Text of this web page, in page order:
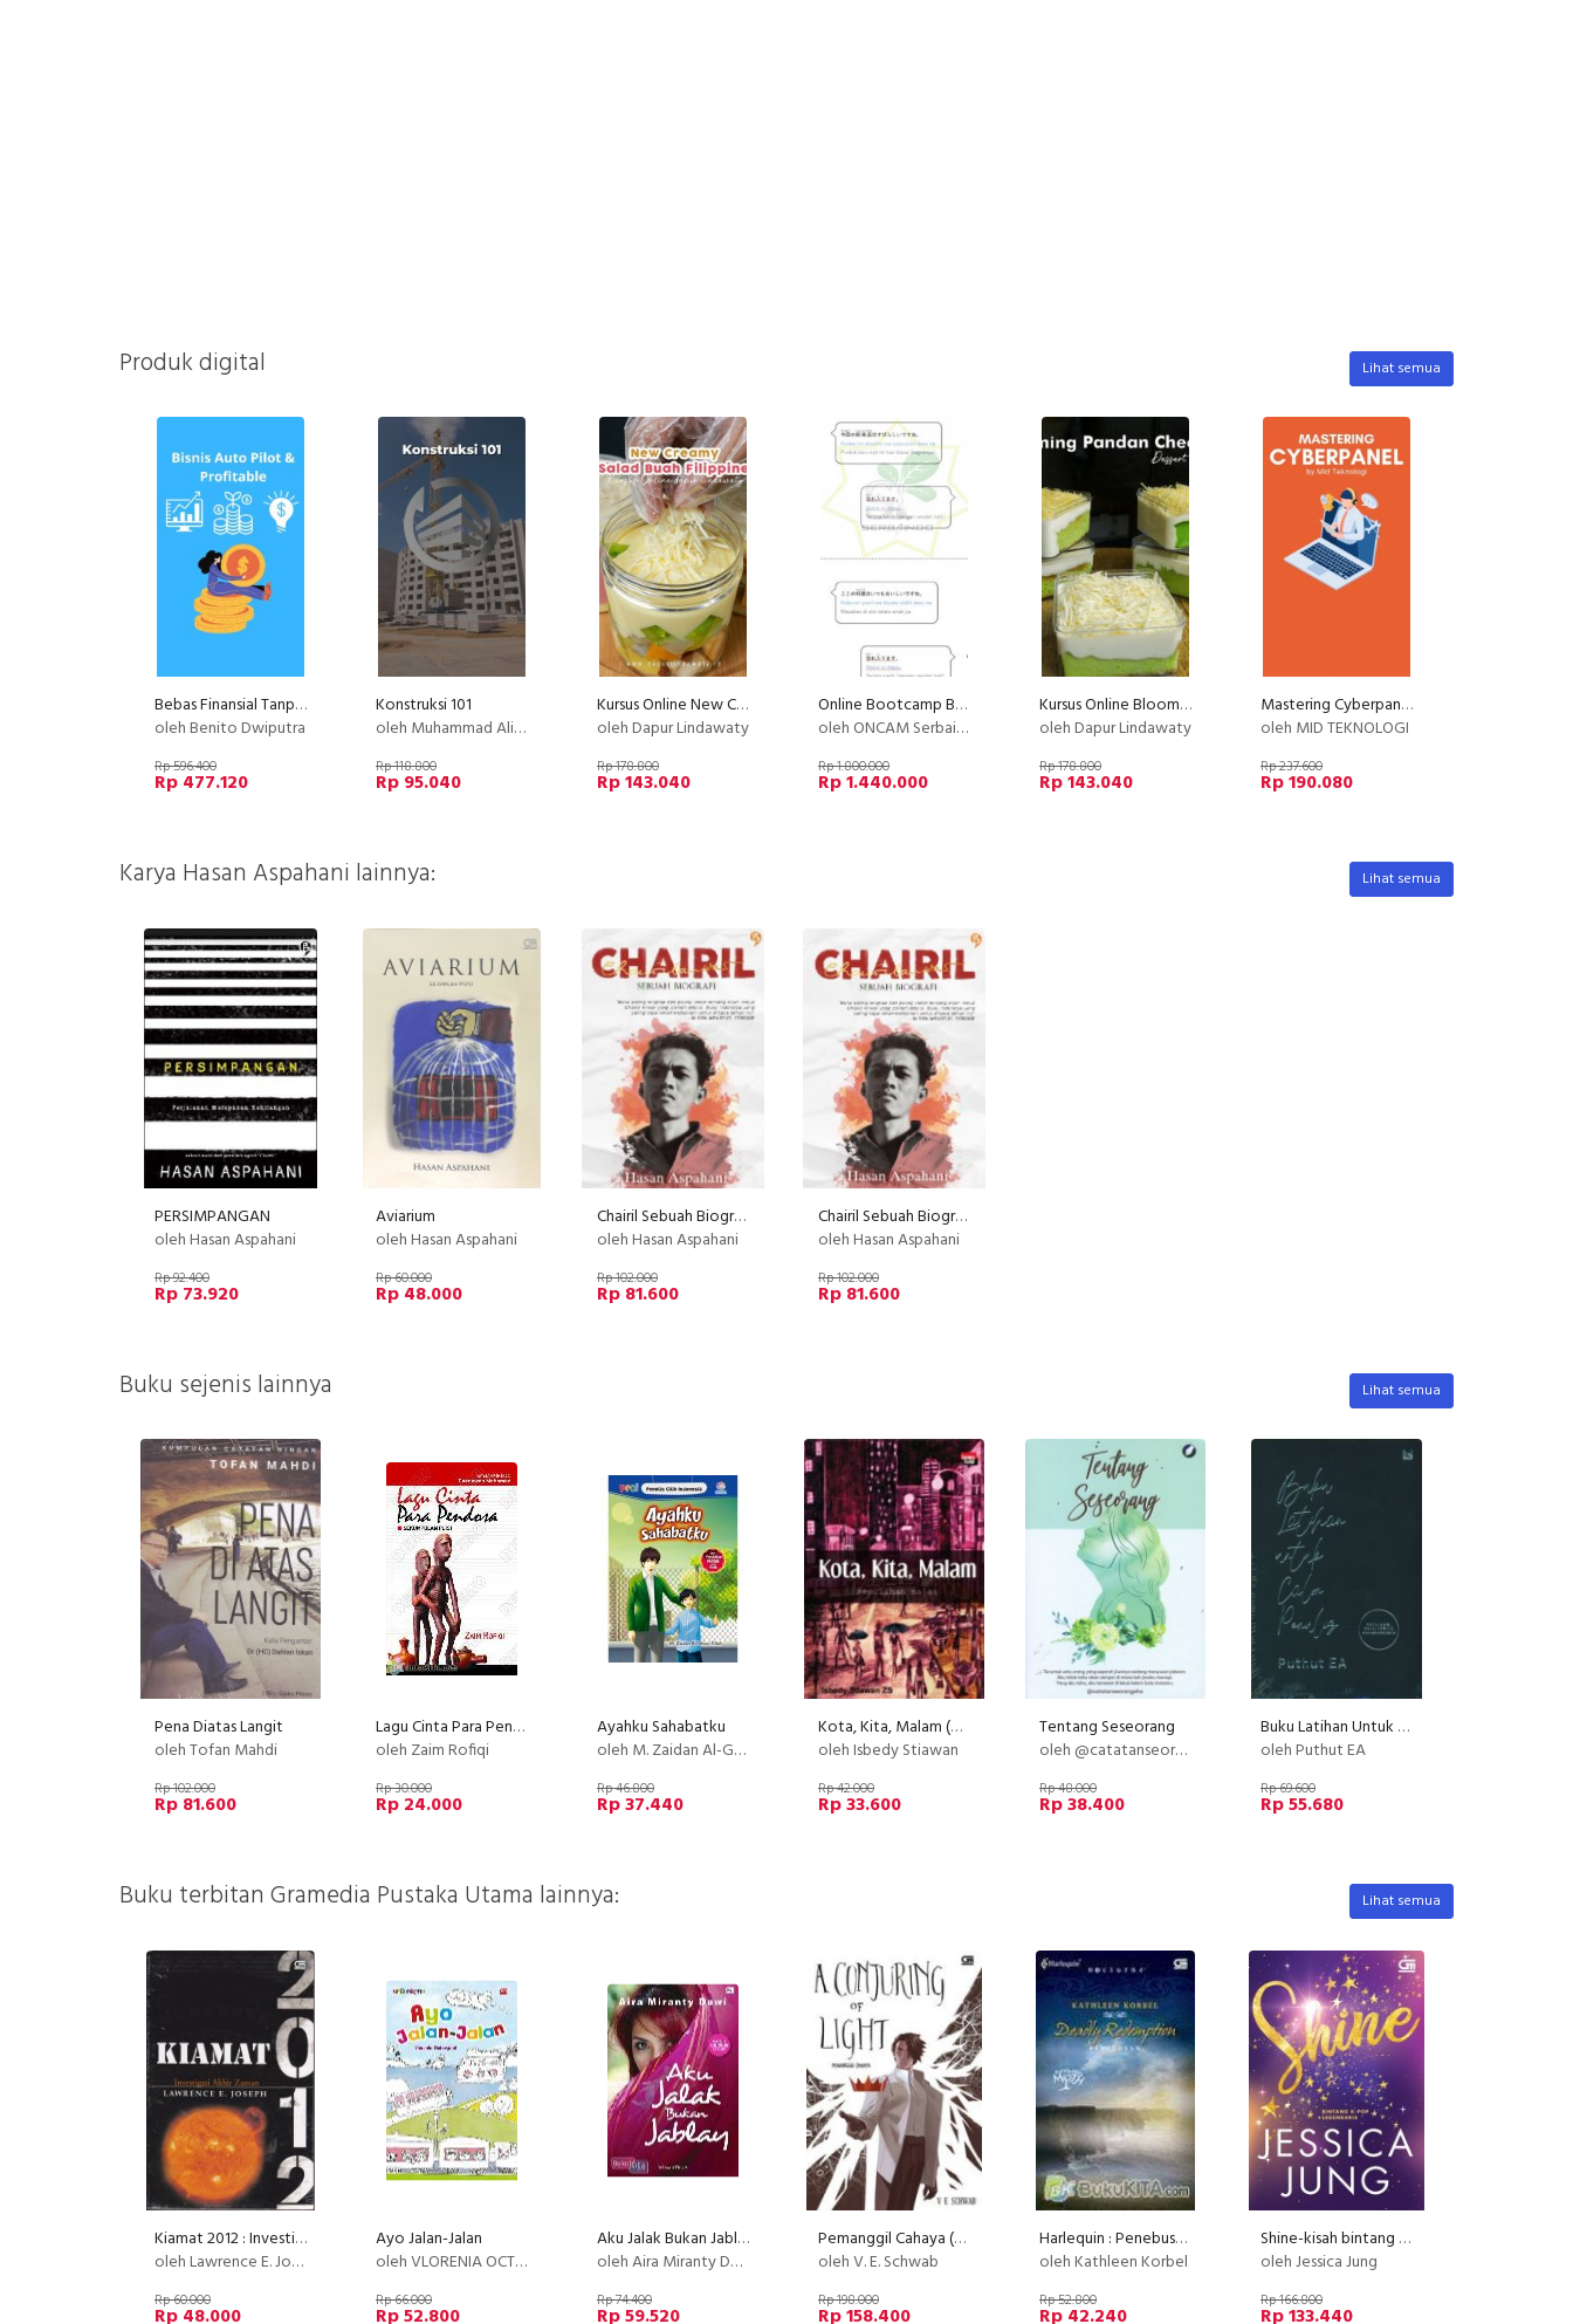
Produk digital Lihat semua
Bebas Finansial Tanpa Kerja Setiap Hari
oleh Benito Dwiputra
Rp 596.400
Rp 477.120
Konstruksi 101
oleh Muhammad Ali Akbar
Rp 118.800
Rp 95.040
Kursus Online New Creamy Salad Buah Philiphine Dapur Lindawaty PU
oleh Dapur Lindawaty
Rp 178.800
Rp 143.040
Online Bootcamp Bahasa Jepang untuk Karir di Jepang
oleh ONCAM Serbaindo
Rp 1.800.000
Rp 1.440.000
Kursus Online Blooming Pandan Cheezy Deesert Box Dapur Lindawaty PU
oleh Dapur Lindawaty
Rp 178.800
Rp 143.040
Mastering Cyberpanel
oleh MID TEKNOLOGI
Rp 237.600
Rp 190.080
Karya Hasan Aspahani lainnya: Lihat semua
PERSIMPANGAN
oleh Hasan Aspahani
Rp 92.400
Rp 73.920
Aviarium
oleh Hasan Aspahani
Rp 60.000
Rp 48.000
Chairil Sebuah Biografi
oleh Hasan Aspahani
Rp 102.000
Rp 81.600
Chairil Sebuah Biografi
oleh Hasan Aspahani
Rp 102.000
Rp 81.600
Buku sejenis lainnya Lihat semua
Pena Diatas Langit
oleh Tofan Mahdi
Rp 102.000
Rp 81.600
Lagu Cinta Para Pendosa (Sekumpulan Puisi)
oleh Zaim Rofiqi
Rp 30.000
Rp 24.000
Ayahku Sahabatku
oleh M. Zaidan Al-Ghozi Fillah
Rp 46.800
Rp 37.440
Kota, Kita, Malam (Disc 50%)
oleh Isbedy Stiawan
Rp 42.000
Rp 33.600
Tentang Seseorang
oleh @catatanseorangeha
Rp 48.000
Rp 38.400
Buku Latihan Untuk Calon Penulis
oleh Puthut EA
Rp 69.600
Rp 55.680
Buku terbitan Gramedia Pustaka Utama lainnya: Lihat semua
Kiamat 2012 : Investigasi Akhir Zaman (BukuMurah_GPU)
oleh Lawrence E. Joseph
Rp 60.000
Rp 48.000
Ayo Jalan-Jalan
oleh VLORENIA OCTAVYANI
Rp 66.000
Rp 52.800
Aku Jalak Bukan Jablay
oleh Aira Miranty Dewi
Rp 74.400
Rp 59.520
Pemanggil Cahaya (A Conjuring Of Light)
oleh V. E. Schwab
Rp 198.000
Rp 158.400
Harlequin : Penebusan - Deadly Redemption (Disc 50%)
oleh Kathleen Korbel
Rp 52.800
Rp 42.240
Shine-kisah bintang K-Pop legendaris dan paling terkenal di Korea
oleh Jessica Jung
Rp 166.800
Rp 133.440